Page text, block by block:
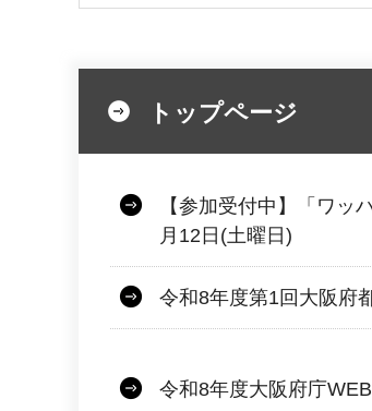
トップページ
【参加受付中】「ワッ
月12日(土曜日)
令和8年度第1回大阪府
令和8年度大阪府庁